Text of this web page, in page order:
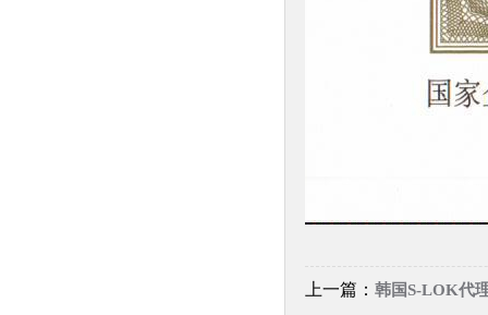
上一篇： 韩国S-LOK代